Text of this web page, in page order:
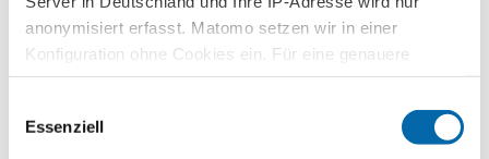
anonymisiert erfasst. Matomo setzen wir in einer
Konfiguration ohne Cookies ein. Für eine genauere
Analyse bitte wir Sie, auch den optional wählbaren
Essenziell
WIWAG, Ecoland und Isle of Economy